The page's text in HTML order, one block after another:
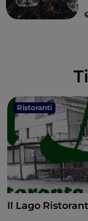
Ristoranti
Il Lago